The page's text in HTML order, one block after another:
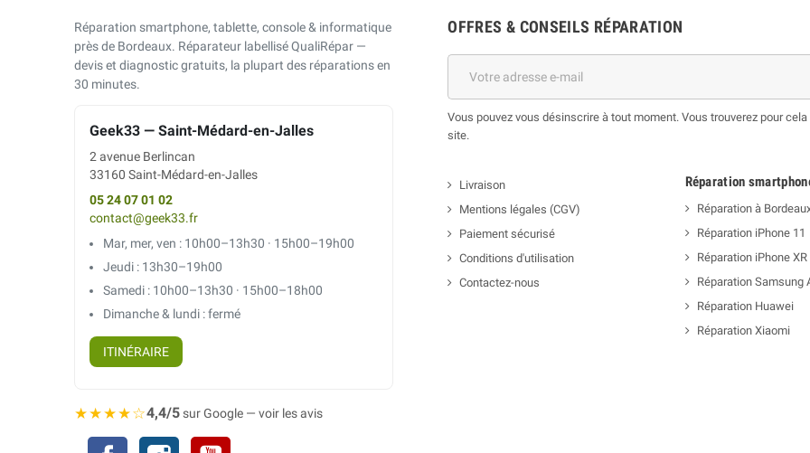
Réparation smartphone, tablette, console & informatique
près de Bordeaux. Réparateur labellisé QualiRépar —
devis et diagnostic gratuits, la plupart des réparations en
30 minutes.
Geek33 — Saint-Médard-en-Jalles
2 avenue Berlincan
33160 Saint-Médard-en-Jalles
05 24 07 01 02
contact@geek33.fr
Mar, mer, ven : 10h00–13h30 · 15h00–19h00
Jeudi : 13h30–19h00
Samedi : 10h00–13h30 · 15h00–18h00
Dimanche & lundi : fermé
ITINÉRAIRE
★★★★☆4,4/5sur Google — voir les avis
Facebook
OFFRES & CONSEILS RÉPARATION
Vous pouvez vous désinscrire à tout moment. Vous trouverez pour
site.
Livraison
Mentions légales (CGV)
Paiement sécurisé
Conditions d'utilisation
Contactez-nous
Réparation
Réparation à
Réparation iPhone 11
Réparation iPhone XR
Réparation Samsung
Réparation Huawei
Réparation Xiaomi